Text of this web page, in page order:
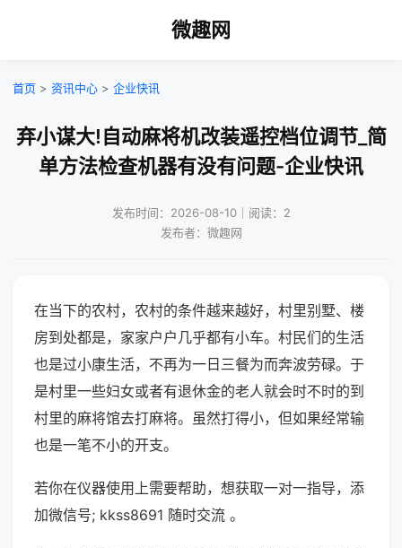
微趣网
首页 > 资讯中心 > 企业快讯
弃小谋大!自动麻将机改装遥控档位调节_简
单方法检查机器有没有问题-企业快讯
发布时间：2026-08-10｜阅读：2
发布者：微趣网
在当下的农村，农村的条件越来越好，村里别墅、楼
房到处都是，家家户户几乎都有小车。村民们的生活
也是过小康生活，不再为一日三餐为而奔波劳碌。于
是村里一些妇女或者有退休金的老人就会时不时的到
村里的麻将馆去打麻将。虽然打得小，但如果经常输
也是一笔不小的开支。
若你在仪器使用上需要帮助，想获取一对一指导，添
加微信号; kkss8691 随时交流 。